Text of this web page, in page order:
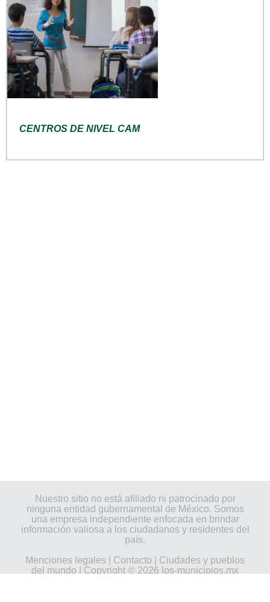
CENTROS DE NIVEL CAM
Nuestro sitio no está afiliado ni patrocinado por
ninguna entidad gubernamental de México. Somos
una empresa independiente enfocada en brindar
información valiosa a los ciudadanos y residentes del
país.
Menciones legales
Contacto
Ciudades y pueblos
del mundo | Copyright © 2026 los-municipios.mx